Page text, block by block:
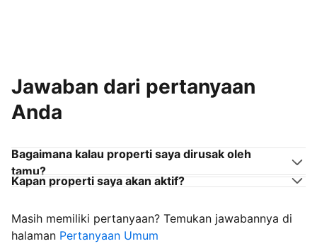
Jawaban dari pertanyaan
Anda
Bagaimana kalau properti saya dirusak oleh
tamu?
Kapan properti saya akan aktif?
Masih memiliki pertanyaan? Temukan jawabannya di
halaman Pertanyaan Umum